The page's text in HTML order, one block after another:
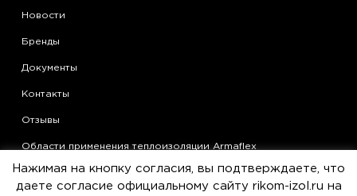
Новости
Бренды
Документы
Контакты
Отзывы
Области применения теплоизоляции Armaflex
Статьи
Нажимая на кнопку согласия, вы подтверждаете, что
даете согласие официальному сайту rikom-izol.ru на